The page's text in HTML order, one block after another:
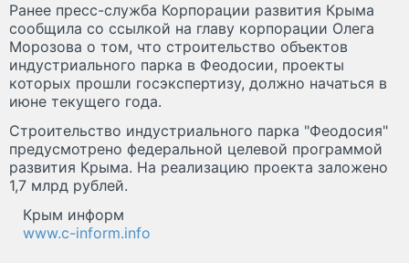
Ранее пресс-служба Корпорации развития Крыма
сообщила со ссылкой на главу корпорации Олега
Морозова о том, что строительство объектов
индустриального парка в Феодосии, проекты
которых прошли госэкспертизу, должно начаться в
июне текущего года.
Строительство индустриального парка "Феодосия"
предусмотрено федеральной целевой программой
развития Крыма. На реализацию проекта заложено
1,7 млрд рублей.
Крым информ
www.c-inform.info